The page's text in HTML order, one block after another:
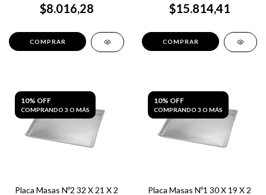
$8.016,28 $15.814,41
10% OFF
COMPRANDO 3 O MÁS
Placa Masas Nº2 32 X 21 X 2
10% OFF
COMPRANDO 3 O MÁS
Placa Masas Nº1 30 X 19 X 2